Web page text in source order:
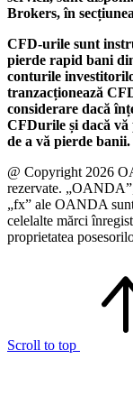
Brokers, în
CFD-urile sunt
pierde rapid bani
conturile
tranzacționează
considerare dacă
CFDurile și dacă
de a vă pierde banii.
@ Copyright 2026
rezervate.
„fx” ale OANDA
celelalte mărci
proprietatea
Scroll to top